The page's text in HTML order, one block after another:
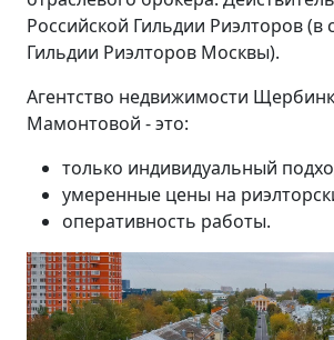
Российской Гильдии Риэлторов (в
Гильдии Риэлторов Москвы).
Агентство недвижимости
Мамонтовой - это:
только индивидуальный
умеренные цены на
оперативность работы.